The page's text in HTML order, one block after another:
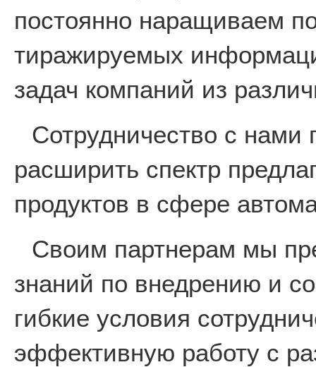
постоянно наращиваем
тиражируемых
задач компаний из
Сотрудничество с нами
расширить спектр
продуктов в сфере
Своим партнерам мы
знаний по внедрению и
гибкие условия
эффективную работу с